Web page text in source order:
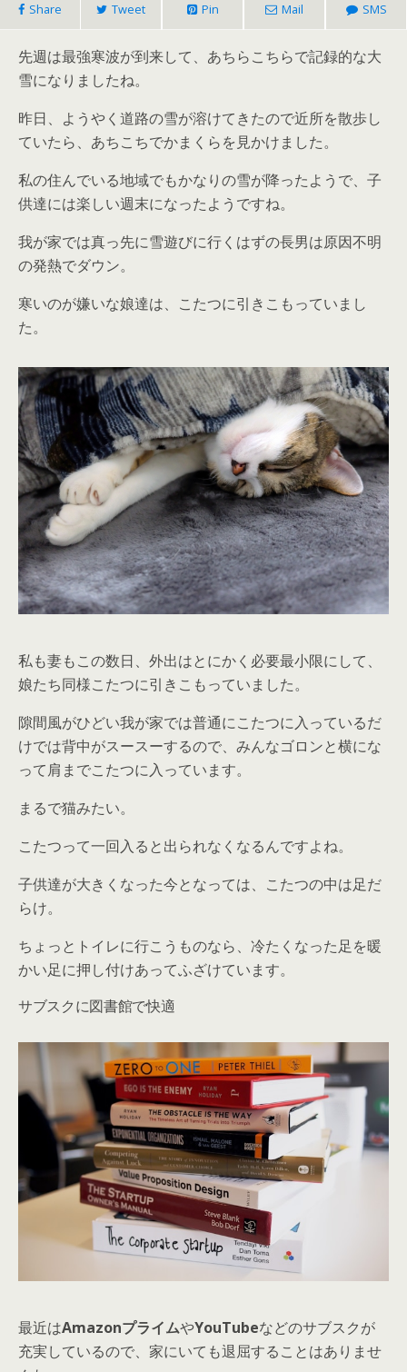
Share Tweet Pin Mail SMS
先週は最強寒波が到来して、あちらこちらで記録的な大
雪になりましたね。
昨日、ようやく道路の雪が溶けてきたので近所を散歩し
ていたら、あちこちでかまくらを見かけました。
私の住んでいる地域でもかなりの雪が降ったようで、子
供達には楽しい週末になったようですね。
我が家では真っ先に雪遊びに行くはずの長男は原因不明
の発熱でダウン。
寒いのが嫌いな娘達は、こたつに引きこもっていまし
た。
私も妻もこの数日、外出はとにかく必要最小限にして、
娘たち同様こたつに引きこもっていました。
隙間風がひどい我が家では普通にこたつに入っているだ
けでは背中がスースーするので、みんなゴロンと横にな
って肩までこたつに入っています。
まるで猫みたい。
こたつって一回入ると出られなくなるんですよね。
子供達が大きくなった今となっては、こたつの中は足だ
らけ。
ちょっとトイレに行こうものなら、冷たくなった足を暖
かい足に押し付けあってふざけています。
サブスクに図書館で快適
最近はAmazonプライムやYouTubeなどのサブスクが
充実しているので、家にいても退屈することはありませ